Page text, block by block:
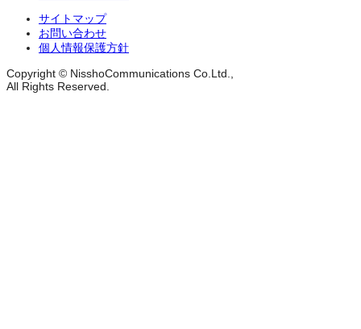
サイトマップ
お問い合わせ
個人情報保護方針
Copyright © NisshoCommunications Co.Ltd.,
All Rights Reserved.